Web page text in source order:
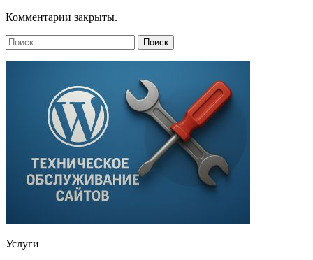
Комментарии закрыты.
Услуги